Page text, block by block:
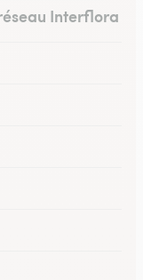
Interflora